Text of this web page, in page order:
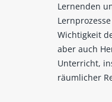
Lernenden
Wichtigkeit
aber auch
Unterricht,
räumlicher